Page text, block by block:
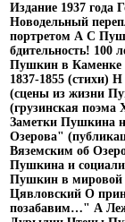
Издание 1937 года
Новодельный
портретом А С
бдительность! 100
Пушкин в Каменке
1837-1855 (стихи)
(сцены из жизни
(грузинская
Заметки Пушкина
Озерова"
Вяземским об
Пушкина и
Пушкин в мировой
Цявловский О
позабавим…" А